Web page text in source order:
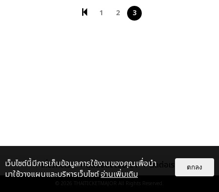
1 2 3
เกี่ยวกับเรา ติดต่อลงโฆษณา ติดต่อเรา
© 2026 THAITICKETMAJOR All Rights Reserved.
เว็บไซต์นี้มีการเก็บข้อมูลการใช้งานของคุณเพื่อนำ
มาใช้วางแผนและบริหารเว็บไซต์อ่านเพิ่มเติม
ตกลง